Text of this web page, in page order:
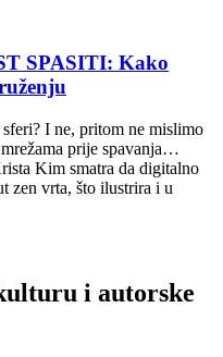
SPASITI: Kako
I ne, pritom ne mislimo
prije spavanja…
Kim smatra da digitalno
zen vrta, što ilustrira i u
i autorske